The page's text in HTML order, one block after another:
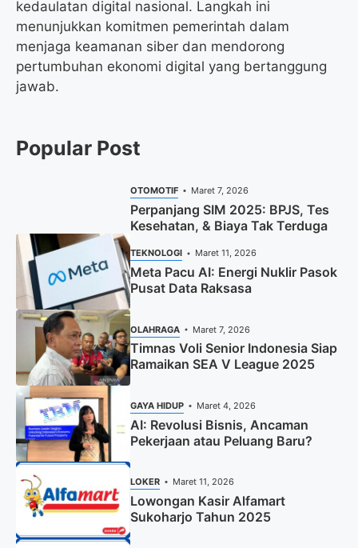
kedaulatan digital nasional. Langkah ini
menunjukkan komitmen pemerintah dalam
menjaga keamanan siber dan mendorong
pertumbuhan ekonomi digital yang bertanggung
jawab.
Popular Post
OTOMOTIF Maret 7, 2026
Perpanjang SIM 2025: BPJS, Tes
Kesehatan, & Biaya Tak Terduga
TEKNOLOGI Maret 11, 2026
Meta Pacu AI: Energi Nuklir Pasok
Pusat Data Raksasa
OLAHRAGA Maret 7, 2026
Timnas Voli Senior Indonesia Siap
Ramaikan SEA V League 2025
GAYA HIDUP Maret 4, 2026
AI: Revolusi Bisnis, Ancaman
Pekerjaan atau Peluang Baru?
LOKER Maret 11, 2026
Lowongan Kasir Alfamart
Sukoharjo Tahun 2025